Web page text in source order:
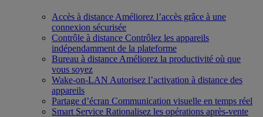
Accès à distance Améliorez l’accès grâce à une
connexion sécurisée
Contrôle à distance Contrôlez les appareils
indépendamment de la plateforme
Bureau à distance Améliorez la productivité où que
vous soyez
Wake-on-LAN Autorisez l’activation à distance des
appareils
Partage d’écran Communication visuelle en temps réel
Smart Service Rationalisez les opérations après-vente